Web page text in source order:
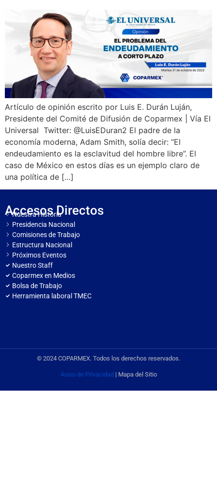
Artículo de opinión escrito por Luis E. Durán Luján,
Presidente del Comité de Difusión de Coparmex | Vía El
Universal Twitter: @LuisEDuran2 El padre de la
economía moderna, Adam Smith, solía decir: “El
endeudamiento es la esclavitud del hombre libre”. El
caso de México en estos días es un ejemplo claro de
una política de […]
Accesos Directos
Nuestra Historia
Presidencia Nacional
Comisiones de Trabajo
Estructura Nacional
Próximos Eventos
Nuestro Staff
Coparmex en Medios
Bolsa de Trabajo
Herramienta laboral TMEC
© 2024 COPARMEX. Todos los derechos reservados.
Aviso de Privacidad | Mapa del Sitio